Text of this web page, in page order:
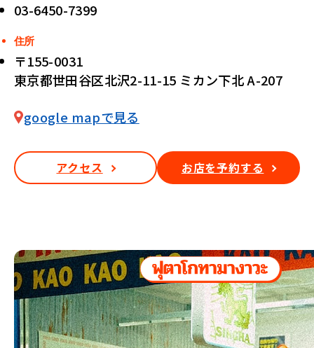
03-6450-7399
住所
〒155-0031
東京都世田谷区北沢2-11-15 ミカン下北 A-207
google mapで見る
アクセス お店を予約する